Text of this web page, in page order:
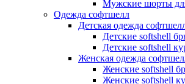
Мужские шорты
Одежда софтшелл
Детская одежда
Детские softshell
Детские softshell
Женская одежда
Женские softshell
Женские softshell